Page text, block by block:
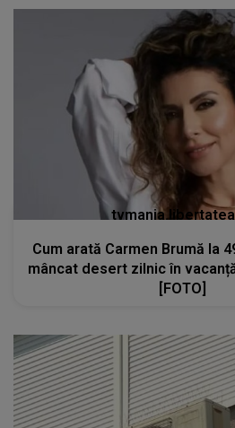
Cum arată Carmen Brumă la
mâncat desert zilnic în
[FOTO]